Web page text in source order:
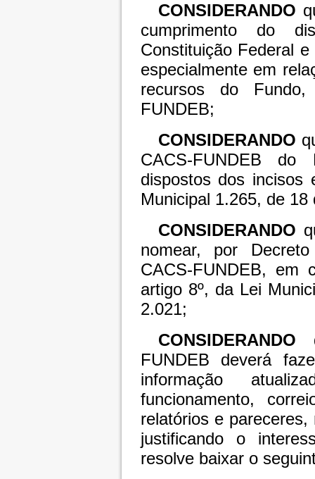
CONSIDERANDO
cumprimento do
Constituição Federal
especialmente em
recursos do
FUNDEB;
CONSIDERANDO
CACS-FUNDEB
dispostos dos incisos
Municipal 1.265, de
CONSIDERANDO
nomear, por
CACS-FUNDEB, em
artigo 8º, da Lei
2.021;
CONSIDERANDO
FUNDEB deverá
informação
funcionamento,
relatórios e
justificando o
resolve baixar o